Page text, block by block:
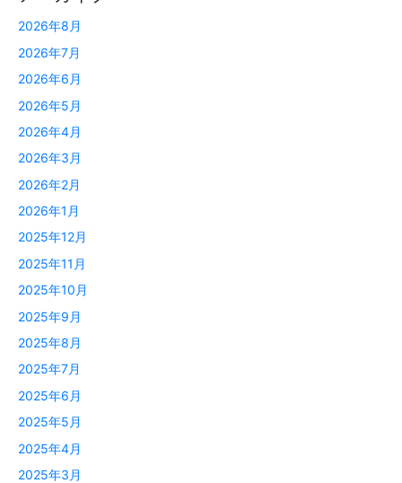
2026年8月
2026年7月
2026年6月
2026年5月
2026年4月
2026年3月
2026年2月
2026年1月
2025年12月
2025年11月
2025年10月
2025年9月
2025年8月
2025年7月
2025年6月
2025年5月
2025年4月
2025年3月